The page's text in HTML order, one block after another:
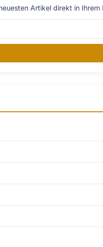
Artikel direkt in